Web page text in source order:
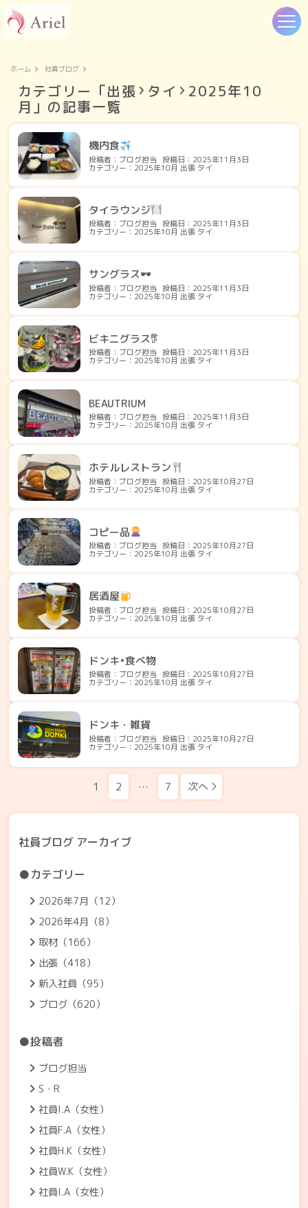
ホーム 社員ブログ
カテゴリー「出張 タイ
2025年10
月」の記事一覧
機内食
投稿者：ブログ担当 投稿日：2025年11月3日
カテゴリー：2025年10月 出張 タイ
タイラウンジ
投稿者：ブログ担当 投稿日：2025年11月3日
カテゴリー：2025年10月 出張 タイ
サングラス🕶
投稿者：ブログ担当 投稿日：2025年11月3日
カテゴリー：2025年10月 出張 タイ
ビキニグラス𖠚໊
投稿者：ブログ担当 投稿日：2025年11月3日
カテゴリー：2025年10月 出張 タイ
BEAUTRIUM
投稿者：ブログ担当 投稿日：2025年11月3日
カテゴリー：2025年10月 出張 タイ
ホテルレストラン
投稿者：ブログ担当 投稿日：2025年10月27日
カテゴリー：2025年10月 出張 タイ
コピー品
投稿者：ブログ担当 投稿日：2025年10月27日
カテゴリー：2025年10月 出張 タイ
居酒屋
投稿者：ブログ担当 投稿日：2025年10月27日
カテゴリー：2025年10月 出張 タイ
ドンキ•食べ物
投稿者：ブログ担当 投稿日：2025年10月27日
カテゴリー：2025年10月 出張 タイ
ドンキ・雑貨
投稿者：ブログ担当 投稿日：2025年10月27日
カテゴリー：2025年10月 出張 タイ
投稿のページ送り1 2 … 7 次へ
社員ブログ アーカイブ
●カテゴリー
2026年7月（12）
2026年4月（8）
取材（166）
出張（418）
新入社員（95）
ブログ（620）
●投稿者
ブログ担当
S・R
社員I.A（女性）
社員F.A（女性）
社員H.K（女性）
社員W.K（女性）
社員I.A（女性）